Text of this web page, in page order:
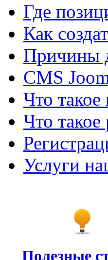
Где
Как
Причины
CMS
Что
Что
Услуги
Полезные